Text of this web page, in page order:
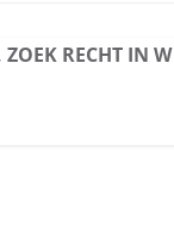
RECHT IN W